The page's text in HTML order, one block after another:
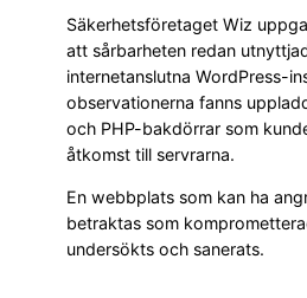
Säkerhetsföretaget Wiz
att sårbarheten redan
internetanslutna WordPress-
observationerna fanns
och PHP-bakdörrar som
åtkomst till servrarna.
En webbplats som kan ha
betraktas som
undersökts och sanerats.